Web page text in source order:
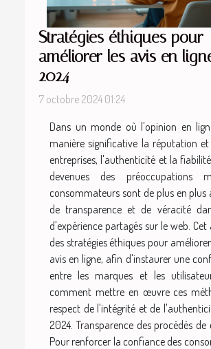
Stratégies éthiques pour
améliorer les avis en
2024
7 octobre 2024 01:24
Dans un monde où l'opinion en
manière significative la réputation et
entreprises, l'authenticité et la
devenues des préoccupations
consommateurs sont de plus en plus
de transparence et de véracité
d'expérience partagés sur le web.
des stratégies éthiques pour
avis en ligne, afin d'instaurer une
entre les marques et les
comment mettre en œuvre ces
respect de l'intégrité et de
2024. Transparence des procédés
Pour renforcer la confiance des